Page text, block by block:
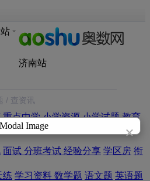
×
济南站
重点中学 小学资源 小学试题 教育
记 论坛 图书
面试 分班考试 经验分享 学区房 衔
练 学习资料 数学题 语文题 英语题